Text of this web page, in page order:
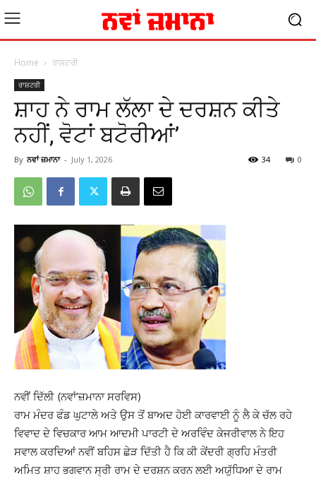
Home ਰਾਸ਼ਟਰੀ
ਰਾਸ਼ਟਰੀ
ਸ਼ਾਹ ਨੇ ਰਾਮ ਲੱਲਾ ਦੇ ਦਰਸ਼ਨ ਕੀਤੇ
ਨਹੀਂ, ਵੋਟਾਂ ਬਟੋਰੀਆਂ’
By ਨਵਾਂ ਜ਼ਮਾਨਾ - July 1, 2026 0
34
ਨਵੀਂ ਦਿੱਲੀ (ਨਵਾਂ’ਜ਼ਮਾਨਾ ਸਰਵਿਸ)
ਰਾਮ ਮੰਦਰ ਫੰਡ ਘੁਟਾਲੇ ਅਤੇ ਉਸ ਤੋਂ ਬਾਅਦ ਹੋਈ ਕਾਰਵਾਈ ਨੂੰ ਲੈ ਕੇ ਚੱਲ ਰਹੇ
ਵਿਵਾਦ ਦੇ ਵਿਚਕਾਰ ਆਮ ਆਦਮੀ ਪਾਰਟੀ ਦੇ ਅਰਵਿੰਦ ਕੇਜਰੀਵਾਲ ਨੇ ਇਹ
ਸਵਾਲ ਕਰਦਿਆਂ ਨਵੀਂ ਬਹਿਸ ਛੇੜ ਦਿੱਤੀ ਹੈ ਕਿ ਕੀ ਕੇਂਦਰੀ ਗ੍ਰਹਿ ਮੰਤਰੀ
ਅਮਿਤ ਸ਼ਾਹ ਭਗਵਾਨ ਸ੍ਰੀ ਰਾਮ ਦੇ ਦਰਸ਼ਨ ਕਰਨ ਲਈ ਅਯੁੱਧਿਆ ਦੇ ਰਾਮ